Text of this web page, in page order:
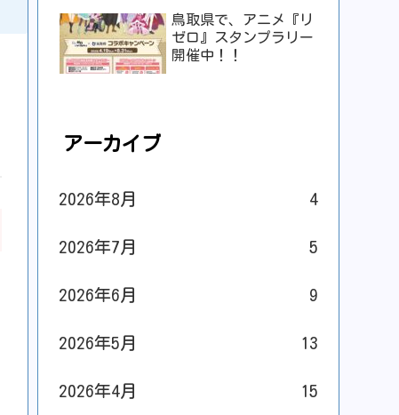
鳥取県で、アニメ『リ
ゼロ』スタンプラリー
開催中！！
アーカイブ
2026年8月 4
2026年7月 5
2026年6月 9
2026年5月 13
2026年4月 15